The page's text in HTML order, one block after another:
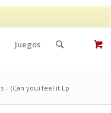
Contacto
Juegos
– (Can you) feel it Lp